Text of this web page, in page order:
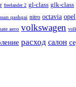
freelander 2 gl-class glk-class
qashqai nitro octavia opel
aero volkswagen
расход салон